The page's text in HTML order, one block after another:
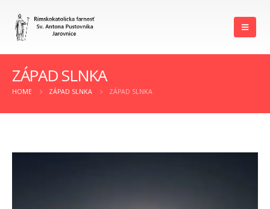
ZÁPAD SLNKA
HOME ZÁPAD SLNKA ZÁPAD SLNKA